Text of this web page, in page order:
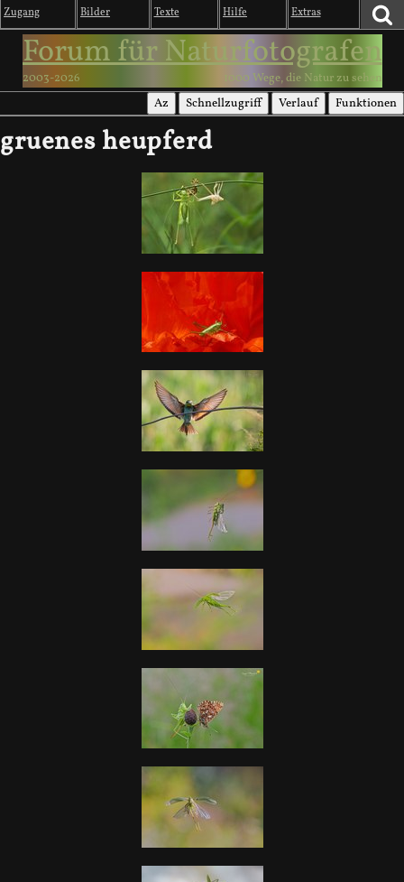
Zugang Bilder Texte Hilfe Extras
Forum für Naturfotografen
2003-2026 1000 Wege, die Natur zu sehen
Az Schnellzugriff Verlauf Funktionen
gruenes heupferd